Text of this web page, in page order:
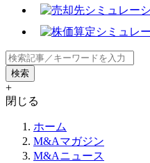
+
閉じる
ホーム
M&Aマガジン
M&Aニュース